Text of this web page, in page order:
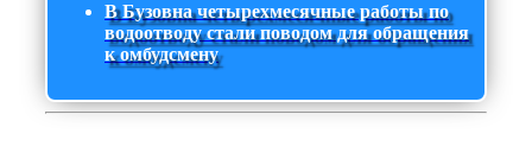
В Бузовна четырехмесячные работы по
водоотводу стали поводом для обращения
к омбудсмену